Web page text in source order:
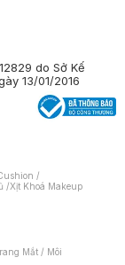
do Sở Kế
13/01/2016
/
/Xịt Khoá Makeup
Mắt / Môi